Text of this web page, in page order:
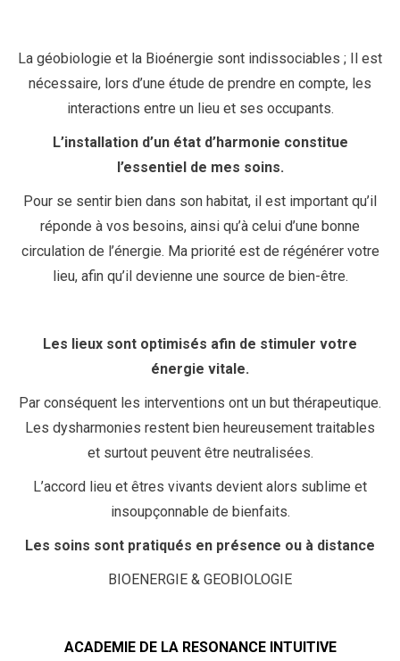
La géobiologie et la Bioénergie sont indissociables ; Il est
nécessaire, lors d’une étude de prendre en compte, les
interactions entre un lieu et ses occupants.
L’installation d’un état d’harmonie constitue
l’essentiel de mes soins.
Pour se sentir bien dans son habitat, il est important qu’il
réponde à vos besoins, ainsi qu’à celui d’une bonne
circulation de l’énergie. Ma priorité est de régénérer votre
lieu, afin qu’il devienne une source de bien-être.
Les lieux sont optimisés afin de stimuler votre
énergie vitale.
Par conséquent les interventions ont un but thérapeutique.
Les dysharmonies restent bien heureusement traitables
et surtout peuvent être neutralisées.
L’accord lieu et êtres vivants devient alors sublime et
insoupçonnable de bienfaits.
Les soins sont pratiqués en présence ou à distance
BIOENERGIE & GEOBIOLOGIE
ACADEMIE DE LA RESONANCE INTUITIVE